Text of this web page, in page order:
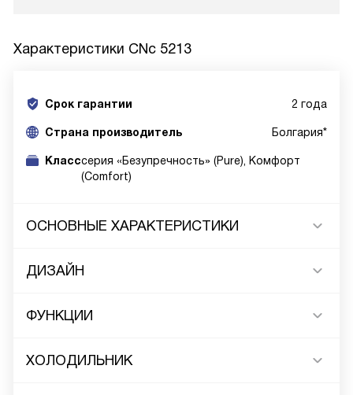
Характеристики CNc 5213
Срок гарантии 2 года
Cтрана производитель Болгария*
Класссерия «Безупречность» (Pure), Комфорт
(Comfort)
ОСНОВНЫЕ ХАРАКТЕРИСТИКИ
ДИЗАЙН
ФУНКЦИИ
ХОЛОДИЛЬНИК